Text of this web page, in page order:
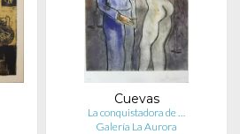
Cuevas
La conquistadora de …
Galería La Aurora